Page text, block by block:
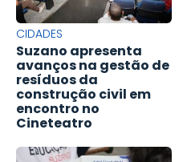
CIDADES
Suzano apresenta
avanços na gestão de
resíduos da
construção civil em
encontro no
Cineteatro